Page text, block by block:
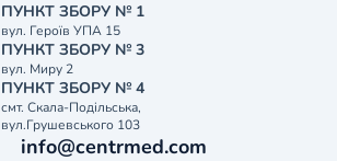
ПУНКТ ЗБОРУ № 1
вул. Героїв УПА 15
ПУНКТ ЗБОРУ № 3
вул. Миру 2
ПУНКТ ЗБОРУ № 4
смт. Скала-Подільська,
вул.Грушевського 103
info@centrmed.com